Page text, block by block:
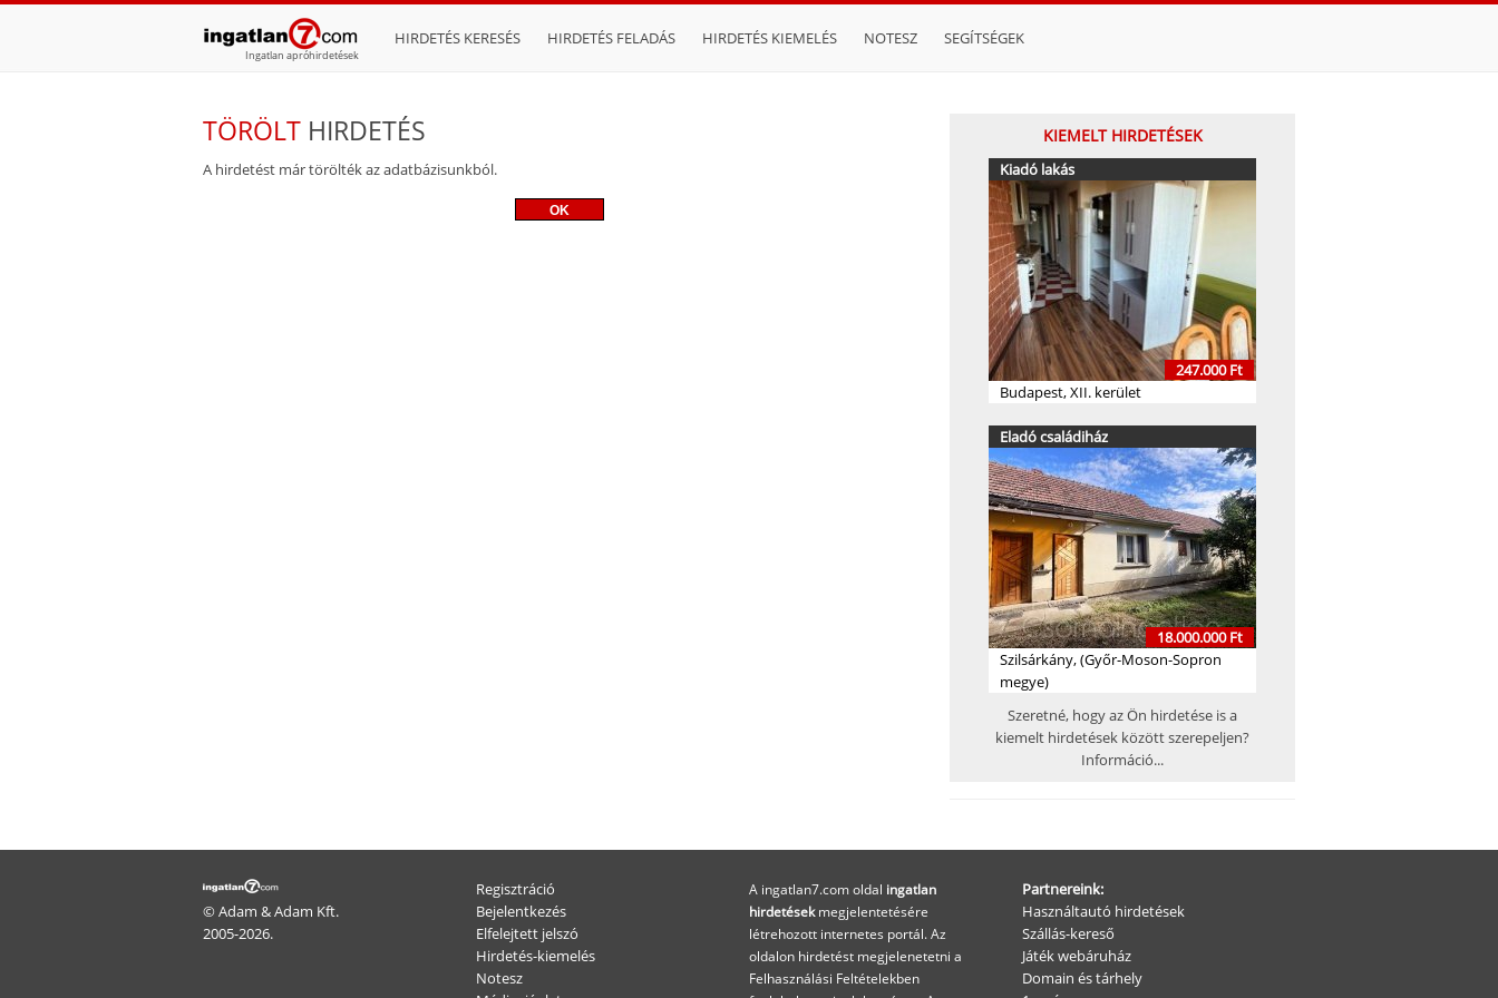
Ingatlan apróhirdetések
HIRDETÉS KERESÉS HIRDETÉS FELADÁS HIRDETÉS KIEMELÉS NOTESZ SEGÍTSÉGEK
TÖRÖLT HIRDETÉS
A hirdetést már törölték az adatbázisunkból.
KIEMELT HIRDETÉSEK
Kiadó lakás
247.000 Ft
Budapest, XII. kerület
Eladó családiház
18.000.000 Ft
Szilsárkány, (Győr-Moson-Sopron
megye)
Szeretné, hogy az Ön hirdetése is a
kiemelt hirdetések között szerepeljen?
Információ...
© Adam & Adam Kft.
2005-2026.
Regisztráció
Bejelentkezés
Elfelejtett jelszó
Hirdetés-kiemelés
Notesz
A ingatlan7.com oldal ingatlan
hirdetésekmegjelentetésére
létrehozott internetes portál. Az
oldalon hirdetést megjelenetetni a
Felhasználási Feltételekben
Partnereink:
Használtautó hirdetések
Szállás-kereső
Játék webáruház
Domain és tárhely